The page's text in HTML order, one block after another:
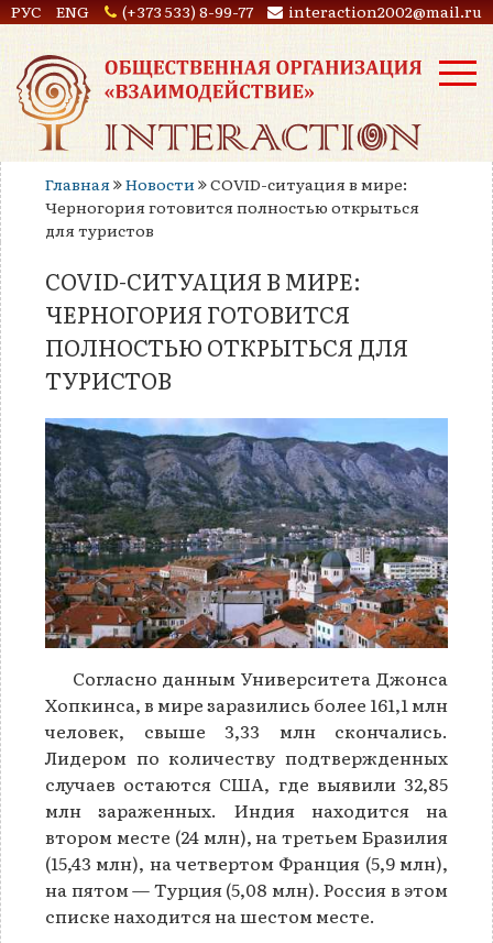
РУС ENG (+373 533) 8-99-77 interaction2002@mail.ru
Главная Новости
COVID-ситуация в мире:
Черногория готовится полностью открыться
для туристов
COVID-СИТУАЦИЯ В МИРЕ:
ЧЕРНОГОРИЯ ГОТОВИТСЯ
ПОЛНОСТЬЮ ОТКРЫТЬСЯ ДЛЯ
ТУРИСТОВ
Согласно данным Университета Джонса
Хопкинса, в мире заразились более 161,1 млн
человек, свыше 3,33 млн скончались.
Лидером по количеству подтвержденных
случаев остаются США, где выявили 32,85
млн зараженных. Индия находится на
втором месте (24 млн), на третьем Бразилия
(15,43 млн), на четвертом Франция (5,9 млн),
на пятом — Турция (5,08 млн). Россия в этом
списке находится на шестом месте.